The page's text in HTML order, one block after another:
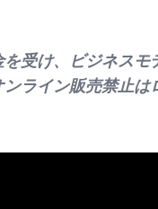
受け、ビジネス
ライン販売禁止